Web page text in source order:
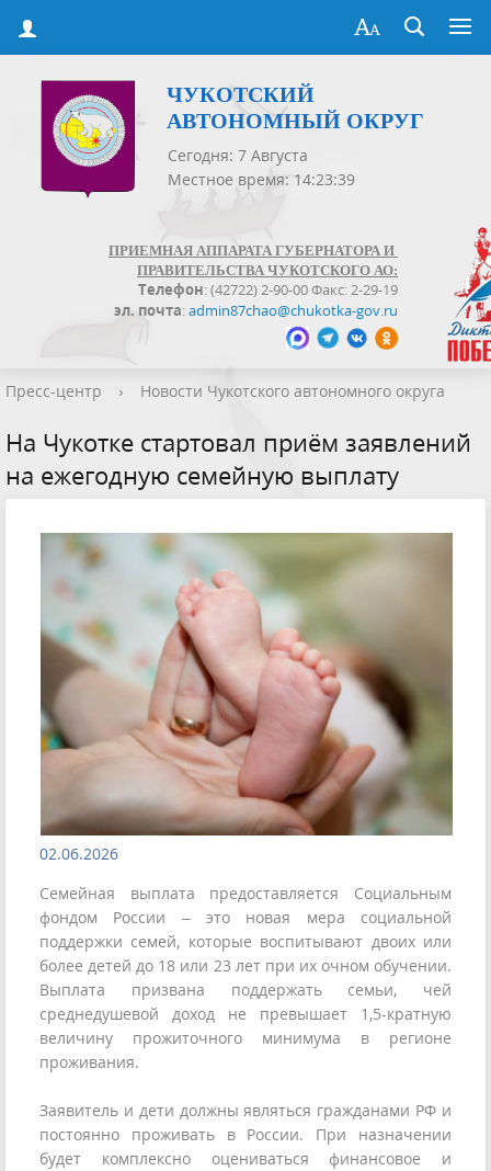
ЧУКОТСКИЙ
АВТОНОМНЫЙ ОКРУГ
Сегодня: 7 Августа
Местное время: 14:23:39
ПРИЕМНАЯ АППАРАТА ГУБЕРНАТОРА И
ПРАВИТЕЛЬСТВА ЧУКОТСКОГО АО:
Телефон: (42722) 2-90-00 Факс: 2-29-19
эл. почта:admin87chao@chukotka-gov.ru
Пресс-центр › Новости Чукотского автономного округа
На Чукотке стартовал приём заявлений
на ежегодную семейную выплату
02.06.2026
Семейная выплата предоставляется Социальным
фондом России – это новая мера социальной
поддержки семей, которые воспитывают двоих или
более детей до 18 или 23 лет при их очном обучении.
Выплата призвана поддержать семьи, чей
среднедушевой доход не превышает 1,5-кратную
величину прожиточного минимума в регионе
проживания.
Заявитель и дети должны являться гражданами РФ и
постоянно проживать в России. При назначении
будет комплексно оцениваться финансовое и